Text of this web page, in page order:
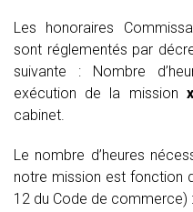
Les honoraires
sont réglementés par
suivante :
Nombre
exécution de la mission x
cabinet.
Le nombre d’heures
notre mission est fonction
12 du Code de commerce) :